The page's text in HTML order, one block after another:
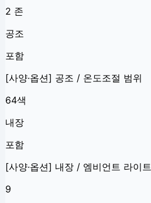
2 존
공조
포함
[사양·옵션] 공조 / 온도조절 범위
64색
내장
포함
[사양·옵션] 내장 / 엠비언트 라이트
9